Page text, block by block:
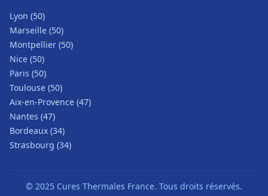
Lyon (50)
Marseille (50)
Montpellier (50)
Nice (50)
Paris (50)
Toulouse (50)
Aix-en-Provence (47)
Nantes (47)
Bordeaux (34)
Strasbourg (34)
© 2025 Cures Thermales France. Tous droits réservés.